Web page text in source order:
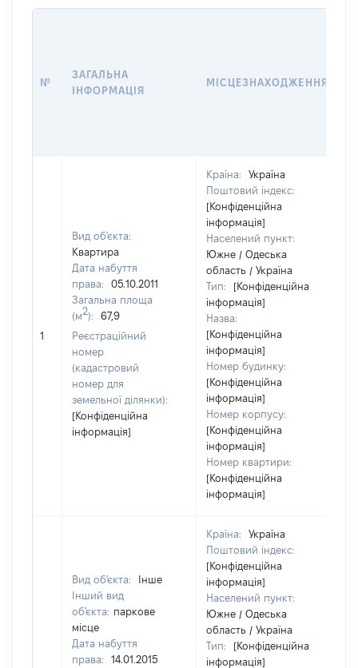
№
ЗАГАЛЬНА
ІНФОРМАЦІЯ
МІСЦЕЗНАХОДЖЕННЯ
1
Вид об'єкта:
Квартира
Дата набуття
права:
05.10.2011
Загальна площа
(м2):
67,9
Реєстраційний
номер
(кадастровий
номер для
земельної ділянки):
[Конфіденційна
інформація]
Країна:
Україна
Поштовий індекс:
[Конфіденційна
інформація]
Населений пункт:
Южне / Одеська
область / Україна
Тип:
[Конфіденційна
інформація]
Назва:
[Конфіденційна
інформація]
Номер будинку:
[Конфіденційна
інформація]
Номер корпусу:
[Конфіденційна
інформація]
Номер квартири:
[Конфіденційна
інформація]
Вид об'єкта:
Інше
Інший вид
об'єкта: паркове
місце
Дата набуття
права:
14.01.2015
Країна:
Україна
Поштовий індекс:
[Конфіденційна
інформація]
Населений пункт:
Южне / Одеська
область / Україна
Тип:
[Конфіденційна
інформація]